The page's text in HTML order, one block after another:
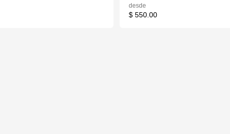
desde
$ 550.00